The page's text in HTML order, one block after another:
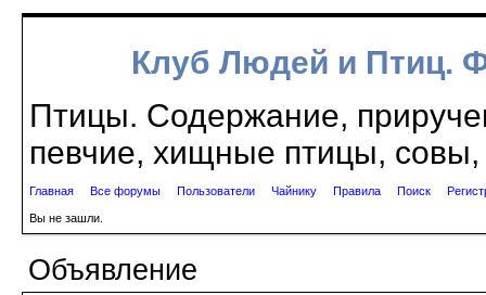
Клуб Людей и Птиц.
Птицы. Содержание,
певчие, хищные птицы, совы,
Главная Все форумы Пользователи Чайнику Правила Поиск
Вы не зашли.
Объявление